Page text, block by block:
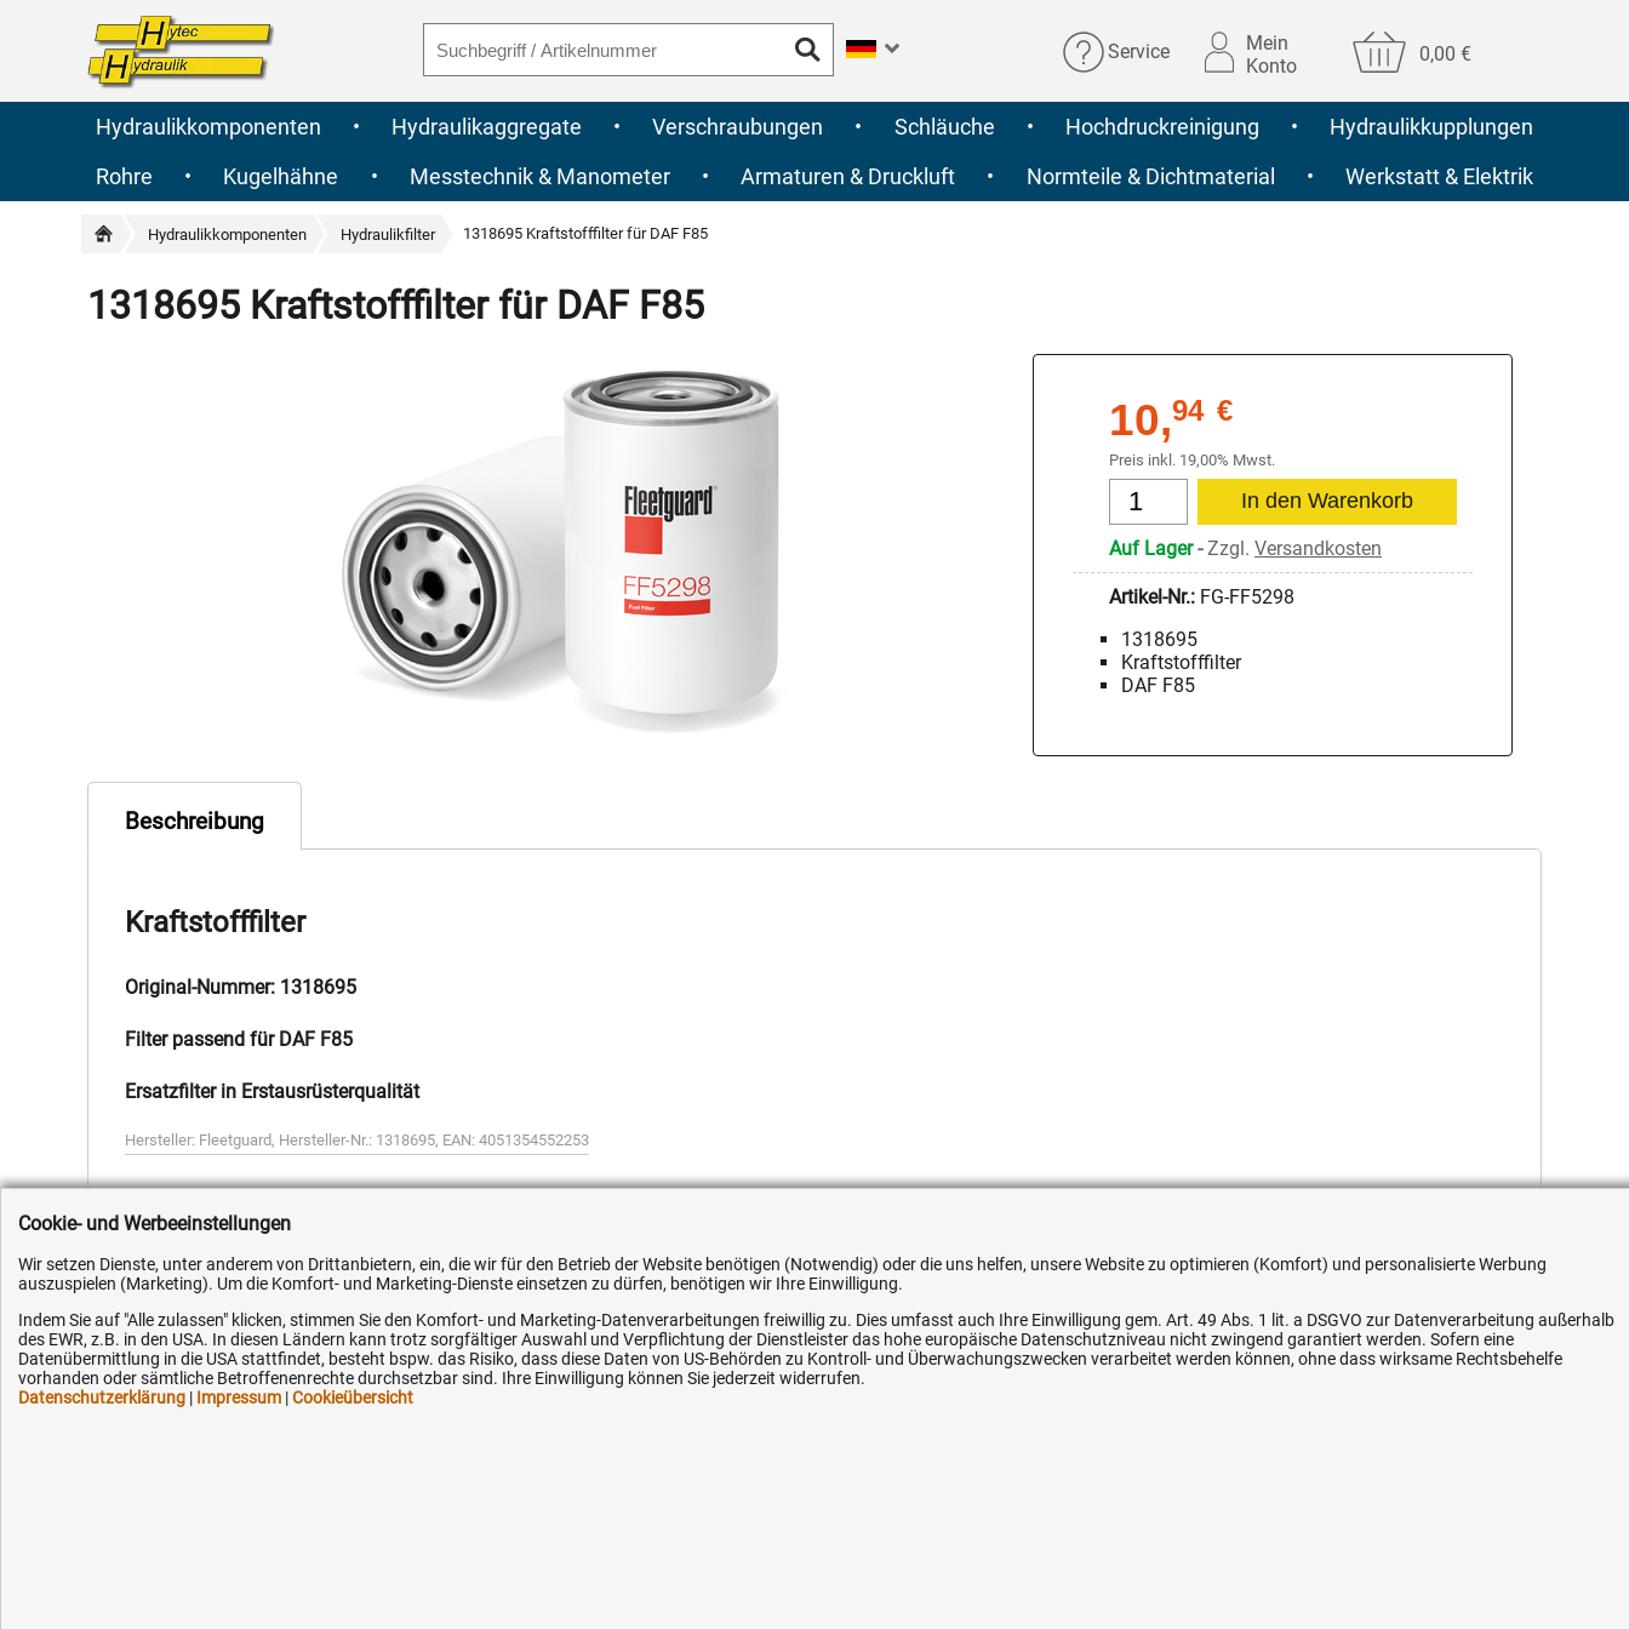
Service
Mein
Konto
0,00 €
Hydraulikkomponenten • Hydraulikaggregate • Verschraubungen • Schläuche • Hochdruckreinigung •
Hydraulikkupplungen
Rohre
• Kugelhähne • Messtechnik & Manometer • Armaturen & Druckluft • Normteile & Dichtmaterial • Werkstatt & Elektrik
Hydraulikkomponenten Hydraulikfilter 1318695 Kraftstofffilter für DAF F85
1318695 Kraftstofffilter für DAF F85
10,94 €
Preis inkl. 19,00% Mwst.
Auf Lager-Zzgl. Versandkosten
Artikel-Nr.: FG-FF5298
1318695
Kraftstofffilter
DAF F85
Beschreibung
Kraftstofffilter
Original-Nummer: 1318695
Filter passend für DAF F85
Ersatzfilter in Erstausrüsterqualität
Hersteller: Fleetguard , Hersteller-Nr.: 1318695, EAN: 4051354552253
+49 (0) 5351 - 523 520
Mo.-Fr. 07:30 - 16:00 Uhr
Versandkosten
Zahlungsarten
Schneller Versand, meist am selben Tag
Versandkostenfrei ab 150 EUR (innerhalb DE)
Cookie- und Werbeeinstellungen
Wir setzen Dienste, unter anderem von Drittanbietern, ein, die wir für den Betrieb der Website benötigen (Notwendig) oder die uns helfen, unsere Website zu optimieren (Komfort) und personalisierte Werbung
auszuspielen (Marketing). Um die Komfort- und Marketing-Dienste einsetzen zu dürfen, benötigen wir Ihre Einwilligung.
Indem Sie auf "Alle zulassen" klicken, stimmen Sie den Komfort- und Marketing-Datenverarbeitungen freiwillig zu. Dies umfasst auch Ihre Einwilligung gem. Art. 49 Abs. 1 lit. a DSGVO zur Datenverarbeitung außerhalb
des EWR, z.B. in den USA. In diesen Ländern kann trotz sorgfältiger Auswahl und Verpflichtung der Dienstleister das hohe europäische Datenschutzniveau nicht zwingend garantiert werden. Sofern eine
Datenübermittlung in die USA stattfindet, besteht bspw. das Risiko, dass diese Daten von US-Behörden zu Kontroll- und Überwachungszwecken verarbeitet werden können, ohne dass wirksame Rechtsbehelfe
vorhanden oder sämtliche Betroffenenrechte durchsetzbar sind. Ihre Einwilligung können Sie jederzeit widerrufen.
Datenschutzerklärung | Impressum |Cookieübersicht